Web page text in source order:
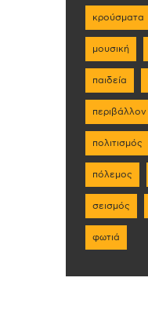
κρούσματα
μουσική
παιδεία
περιβάλλον
πολιτισμός
πόλεμος
σεισμός
φωτιά